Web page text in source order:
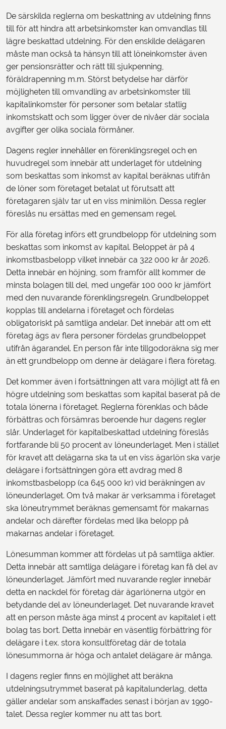
De särskilda reglerna om beskattning av utdelning finns
till för att hindra att arbetsinkomster kan omvandlas till
lägre beskattad utdelning. För den enskilde delägaren
måste man också ta hänsyn till att löneinkomster även
ger pensionsrätter och rätt till sjukpenning,
föräldrapenning m.m. Störst betydelse har därför
möjligheten till omvandling av arbetsinkomster till
kapitalinkomster för personer som betalar statlig
inkomstskatt och som ligger över de nivåer där sociala
avgifter ger olika sociala förmåner.
Dagens regler innehåller en förenklingsregel och en
huvudregel som innebär att underlaget för utdelning
som beskattas som inkomst av kapital beräknas utifrån
de löner som företaget betalat ut förutsatt att
företagaren själv tar ut en viss minimilön. Dessa regler
föreslås nu ersättas med en gemensam regel.
För alla företag införs ett grundbelopp för utdelning som
beskattas som inkomst av kapital. Beloppet är på 4
inkomstbasbelopp vilket innebär ca 322 000 kr år 2026.
Detta innebär en höjning, som framför allt kommer de
minsta bolagen till del, med ungefär 100 000 kr jämfört
med den nuvarande förenklingsregeln. Grundbeloppet
kopplas till andelarna i företaget och fördelas
obligatoriskt på samtliga andelar. Det innebär att om ett
företag ägs av flera personer fördelas grundbeloppet
utifrån ägarandel. En person får inte tillgodoräkna sig mer
än ett grundbelopp om denne är delägare i flera företag.
Det kommer även i fortsättningen att vara möjligt att få en
högre utdelning som beskattas som kapital baserat på de
totala lönerna i företaget. Reglerna förenk­las och både
förbättras och försämras beroende hur dagens regler
slår. Underlaget för kapitalbeskattad utdelning föreslås
fortfarande bli 50 procent av löneunderlaget. Men i stället
för kravet att delägarna ska ta ut en viss ägarlön ska varje
delägare i fortsättningen göra ett avdrag med 8
inkomstbasbelopp (ca 645 000 kr) vid beräkningen av
löneunderlaget. Om två makar är verksamma i företaget
ska löneutrymmet beräknas gemensamt för makarnas
andelar och därefter fördelas med lika belopp på
makarnas andelar i företaget.
Lönesumman kommer att fördelas ut på samtliga aktier.
Detta innebär att samtliga delägare i företag kan få del av
löneunderlaget. Jämfört med nuvarande regler innebär
detta en nackdel för företag där ägarlönerna utgör en
betydande del av löneunderlaget. Det nuvarande kravet
att en person måste äga minst 4 procent av kapitalet i ett
bolag tas bort. Detta innebär en väsentlig förbättring för
delägare i t.ex. stora konsultföretag där de totala
lönesummorna är höga och antalet delägare är många.
I dagens regler finns en möjlighet att beräkna
utdelningsutrymmet baserat på kapitalunderlag, detta
gäller andelar som anskaffades senast i början av 1990-
talet. Dessa regler kommer nu att tas bort.